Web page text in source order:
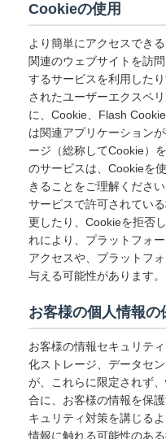
Cookieの使用
より簡単にアクセスでき
関連のウェブサイトを訪
するサービスを利用した
されたユーザーエクスペ
に、Cookie、Flash
は関連アプリケーション
ージ（総称してCookie）
のサービスは、Cookieを
きることをご理解くださ
サービスで許可されてい
更したり、Cookieを拒否
れにより、プラットフォ
アクセスや、プラットフ
与える可能性があります。
お客様の個人情報の
お客様の情報セキュリテ
化ストレージ、データセ
が、これらに限定されず
合に、お客様の情報を保
キュリティ対策を講じる
情報に触れる可能性のあ